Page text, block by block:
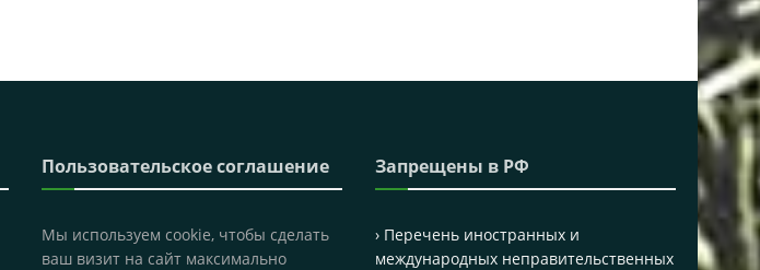
Пользовательское соглашение
Мы используем cookie, чтобы сделать
ваш визит на сайт максимально
Запрещены в РФ
› Перечень иностранных и
международных неправительственных